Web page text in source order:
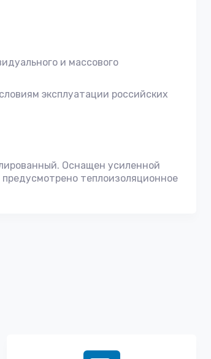
и массового
эксплуатации российских
Оснащен усиленной
теплоизоляционное